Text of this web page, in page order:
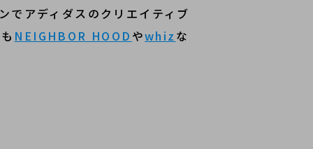
でアディダスのクリエイティブ
NEIGHBOR HOOD やwhiz な